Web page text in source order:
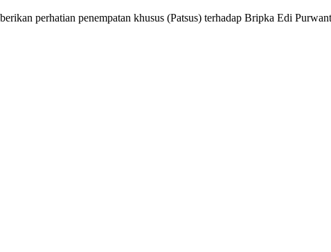
perhatian penempatan khusus (Patsus) terhadap Bripka Edi